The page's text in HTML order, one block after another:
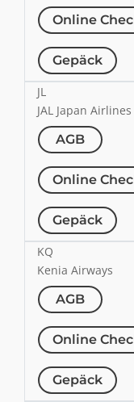
Online
Gepäck
JL
JAL Japan Airlines
AGB
Online
Gepäck
KQ
Kenia Airways
AGB
Online
Gepäck